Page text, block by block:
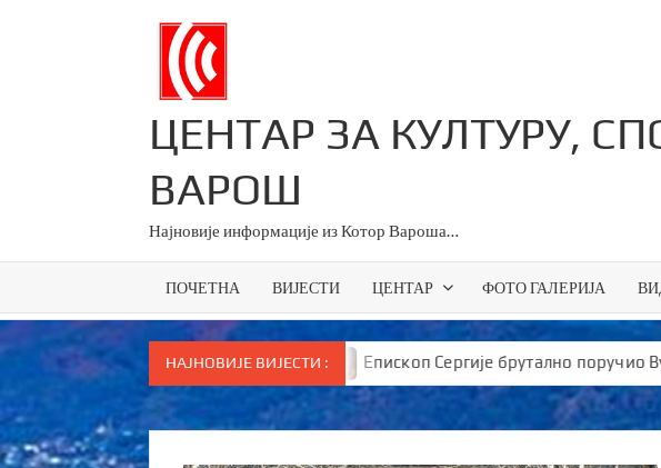
ЦЕНТАР ЗА КУЛТУРУ,
ВАРОШ
Најновије информације из Котор Вароша…
ПОЧЕТНА ВИЈЕСТИ ЦЕНТАР ФОТО ГАЛЕРИЈА
НАЈНОВИЈЕ ВИЈЕСТИ :
за све основце у Српској Епископ Сергије брутално поручио